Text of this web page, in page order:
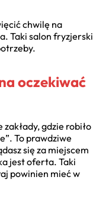
chwilę na
Taki salon fryzjerski
oczekiwać
zakłady, gdzie robiło
To prawdziwe
się za miejscem
jest oferta. Taki
powinien mieć w